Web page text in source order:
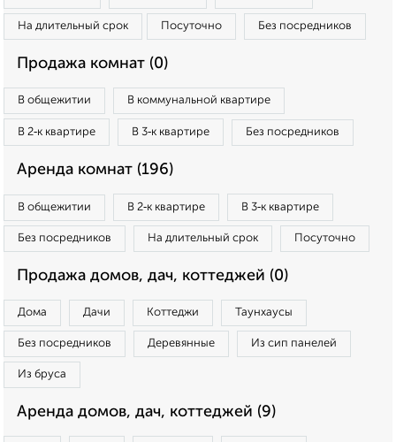
На длительный срок Посуточно Без посредников
Продажа комнат (0)
В общежитии В коммунальной квартире
В 2‑к квартире В 3‑к квартире Без посредников
Аренда комнат (196)
В общежитии В 2‑к квартире В 3‑к квартире
Без посредников На длительный срок Посуточно
Продажа домов, дач, коттеджей (0)
Дома Дачи Коттеджи Таунхаусы
Без посредников Деревянные Из сип панелей
Из бруса
Аренда домов, дач, коттеджей (9)